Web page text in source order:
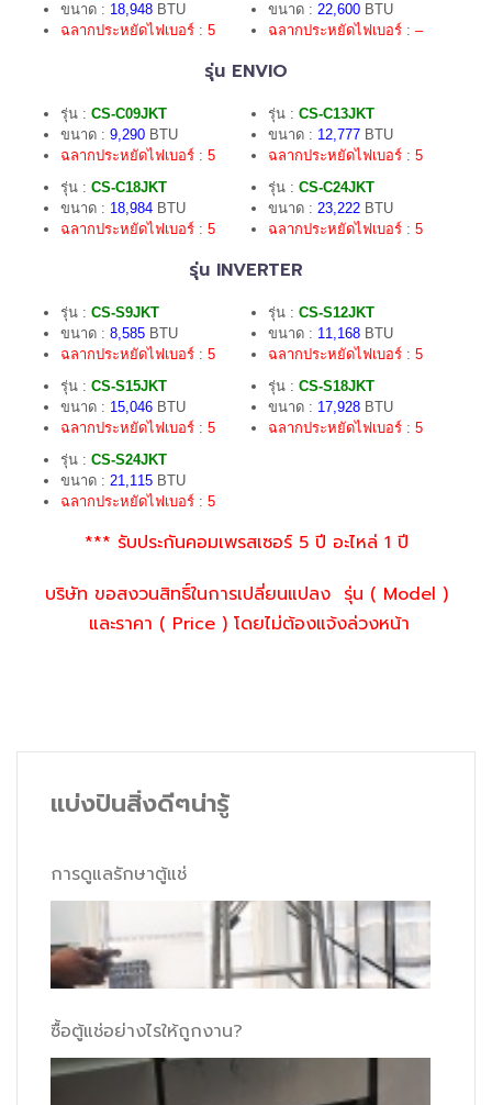
ขนาด : 18,948 BTU
ฉลากประหยัดไฟเบอร์ : 5
ขนาด : 22,600 BTU
ฉลากประหยัดไฟเบอร์ : –
รุ่น ENVIO
รุ่น : CS-C09JKT
ขนาด : 9,290 BTU
ฉลากประหยัดไฟเบอร์ : 5
รุ่น : CS-C13JKT
ขนาด : 12,777 BTU
ฉลากประหยัดไฟเบอร์ : 5
รุ่น : CS-C18JKT
ขนาด : 18,984 BTU
ฉลากประหยัดไฟเบอร์ : 5
รุ่น : CS-C24JKT
ขนาด : 23,222 BTU
ฉลากประหยัดไฟเบอร์ : 5
รุ่น INVERTER
รุ่น : CS-S9JKT
ขนาด : 8,585 BTU
ฉลากประหยัดไฟเบอร์ : 5
รุ่น : CS-S12JKT
ขนาด : 11,168 BTU
ฉลากประหยัดไฟเบอร์ : 5
รุ่น : CS-S15JKT
ขนาด : 15,046 BTU
ฉลากประหยัดไฟเบอร์ : 5
รุ่น : CS-S18JKT
ขนาด : 17,928 BTU
ฉลากประหยัดไฟเบอร์ : 5
รุ่น : CS-S24JKT
ขนาด : 21,115 BTU
ฉลากประหยัดไฟเบอร์ : 5
*** รับประกันคอมเพรสเซอร์ 5 ปี อะไหล่ 1 ปี
บริษัท ขอสงวนสิทธิ์ในการเปลี่ยนแปลง รุ่น ( Model )
และราคา ( Price ) โดยไม่ต้องแจ้งล่วงหน้า
แบ่งปันสิ่งดีๆน่ารู้
การดูแลรักษาตู้แช่
ซื้อตู้แช่อย่างไรให้ถูกงาน?